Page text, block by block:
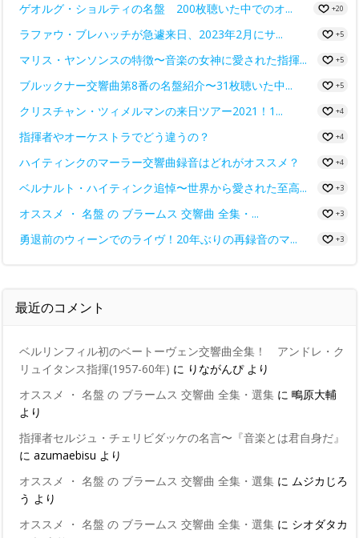
ゲオルグ・ショルティの名盤 200枚聴いた中でのオ... +20
ラファウ・ブレハッチが急遽来日、2023年2月にサ... +5
マリス・ヤンソンスの特徴〜音楽の女神に愛された指揮... +5
ブルックナー交響曲第8番の名盤紹介〜31枚聴いた中... +5
クリスチャン・ツィメルマンの来日ツアー2021！1... +4
指揮者やオーケストラでどう違うの？ +4
ハイティンクのマーラー交響曲録音はどれがオススメ？ +4
ベルナルト・ハイティンク追悼〜世界から愛された至高... +3
オススメ ・ 名盤 の ブラームス 交響曲 全集・... +3
勇退前のウィーンでのライヴ！20年ぶりの再録音のマ... +3
最近のコメント
ベルリンフィル初のベートーヴェン交響曲全集！ アンドレ・ク
リュイタンス指揮(1957-60年) に りながんぴより
オススメ ・ 名盤 の ブラームス 交響曲 全集・選集 に 鴫原大輔
より
指揮者セルジュ・チェリビダッケの名言〜『音楽とは君自身だ』
に azumaebisu より
オススメ ・ 名盤 の ブラームス 交響曲 全集・選集 に ムジカじろ
う より
オススメ ・ 名盤 の ブラームス 交響曲 全集・選集 に シオダタカ